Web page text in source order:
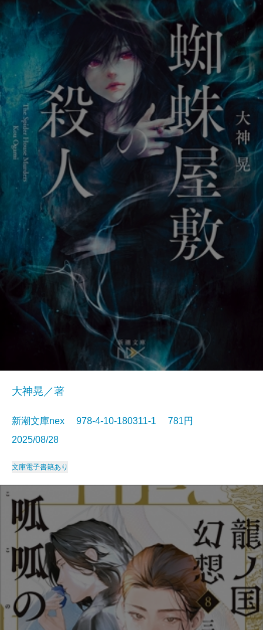
大神晃／著
新潮文庫nex 978-4-10-180311-1 781円
2025/08/28
文庫電子書籍あり